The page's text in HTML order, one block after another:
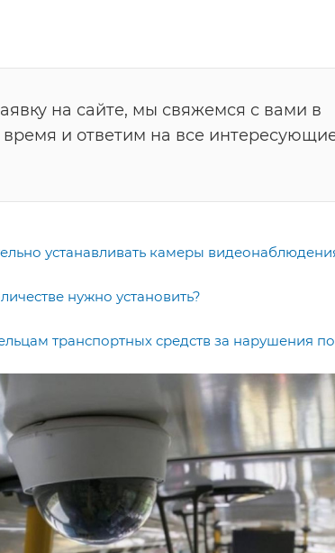
на сайте, мы свяжемся с вами в
и ответим на все
устанавливать камеры
нужно установить?
транспортных средств за нарушения